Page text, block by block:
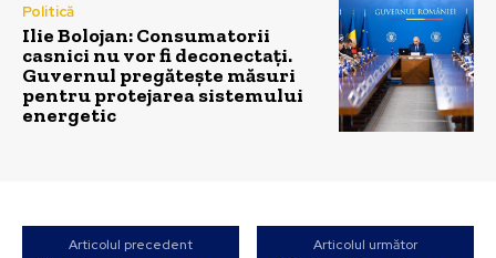
Politică
Ilie Bolojan: Consumatorii
casnici nu vor fi deconectați.
Guvernul pregătește măsuri
pentru protejarea sistemului
energetic
Articolul precedent Articolul următor